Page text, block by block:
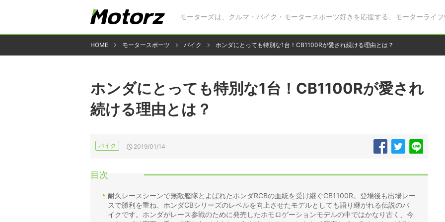
モーターズは、クルマ・バイク・モータースポーツ好きを応援する、モーターライフ
HOME モータースポーツ バイク ホンダにとっても特別な1台！CB1100Rが愛され続ける理由とは？
ホンダにとっても特別な1台！CB1100Rが愛され
続ける理由とは？
バイク 2019/01/14
目次
耐久レースシーンで無敵艦隊とよばれたホンダRCBの血統を受け継ぐCB1100R。登場後も出場レー
スで勝利を重ね、ホンダCBシリーズのレベルを向上させたモデルとしても語り継がれる伝説のバ
イクです。ホンダがレース参戦のために発売したホモロゲーションモデルの中ではかなり古く、今